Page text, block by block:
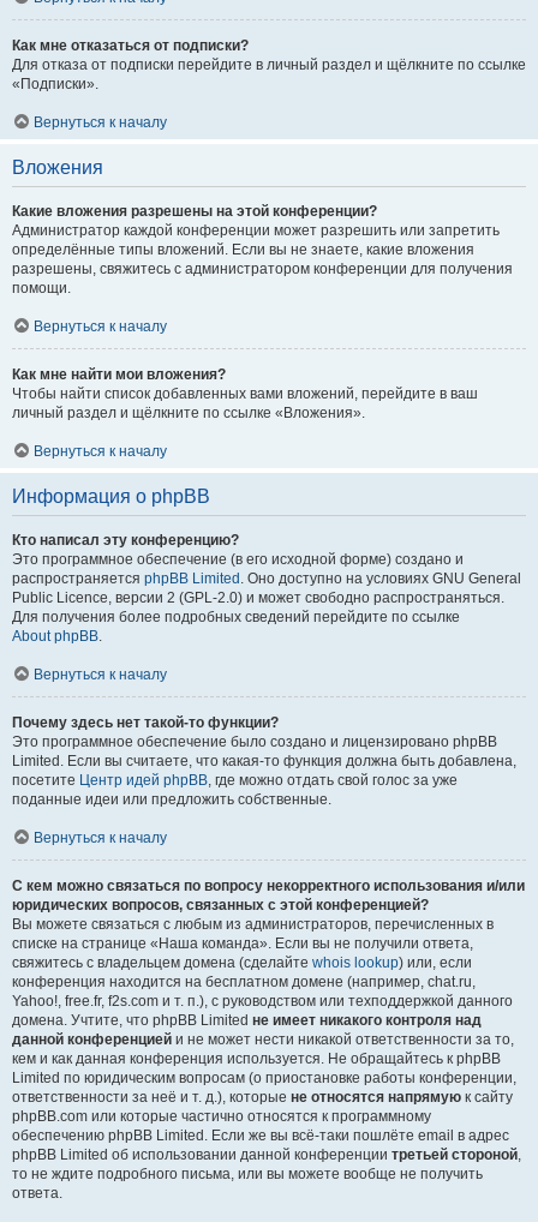
Как мне отказаться от подписки?
Для отказа от подписки перейдите в личный раздел и щёлкните по ссылке
«Подписки».
Вернуться к началу
Вложения
Какие вложения разрешены на этой конференции?
Администратор каждой конференции может разрешить или запретить
определённые типы вложений. Если вы не знаете, какие вложения
разрешены, свяжитесь с администратором конференции для получения
помощи.
Вернуться к началу
Как мне найти мои вложения?
Чтобы найти список добавленных вами вложений, перейдите в ваш
личный раздел и щёлкните по ссылке «Вложения».
Вернуться к началу
Информация о phpBB
Кто написал эту конференцию?
Это программное обеспечение (в его исходной форме) создано и
распространяется phpBB Limited . Оно доступно на условиях GNU General
Public Licence, версии 2 (GPL-2.0) и может свободно распространяться.
Для получения более подробных сведений перейдите по ссылке
About phpBB.
Вернуться к началу
Почему здесь нет такой-то функции?
Это программное обеспечение было создано и лицензировано phpBB
Limited. Если вы считаете, что какая-то функция должна быть добавлена,
посетите Центр идей phpBB, где можно отдать свой голос за уже
поданные идеи или предложить собственные.
Вернуться к началу
С кем можно связаться по вопросу некорректного использования и/или
юридических вопросов, связанных с этой конференцией?
Вы можете связаться с любым из администраторов, перечисленных в
списке на странице «Наша команда». Если вы не получили ответа,
свяжитесь с владельцем домена (сделайте whois lookup) или, если
конференция находится на бесплатном домене (например, chat.ru,
Yahoo!, free.fr, f2s.com и т. п.), с руководством или техподдержкой данного
домена. Учтите, что phpBB Limited не имеет никакого контроля над
данной конференцией и не может нести никакой ответственности за то,
кем и как данная конференция используется. Не обращайтесь к phpBB
Limited по юридическим вопросам (о приостановке работы конференции,
ответственности за неё и т. д.), которые не относятся напрямую к сайту
phpBB.com или которые частично относятся к программному
обеспечению phpBB Limited. Если же вы всё-таки пошлёте email в адрес
phpBB Limited об использовании данной конференции третьей стороной,
то не ждите подробного письма, или вы можете вообще не получить
ответа.